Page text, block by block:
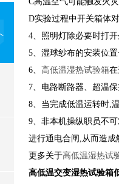
D实验过程中开关箱体
4、照明灯除必要时打开
5、湿球纱布的安装位
6、 高低温湿热试验箱
7、电路断路器、超温
8、当完成低温运转时,
9、非本机操纵职员不
进行通电合闸,从而造成
更多关于高低温湿热试
高低温交变湿热试验箱